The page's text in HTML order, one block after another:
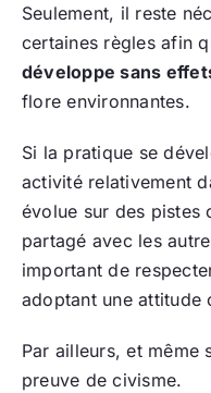
Seulement, il reste
certaines règles afin
développe sans
flore environnantes.
Si la pratique se
activité relativement
évolue sur des pistes
partagé avec les
important de
adoptant une attitude
Par ailleurs, et même
preuve de civisme.